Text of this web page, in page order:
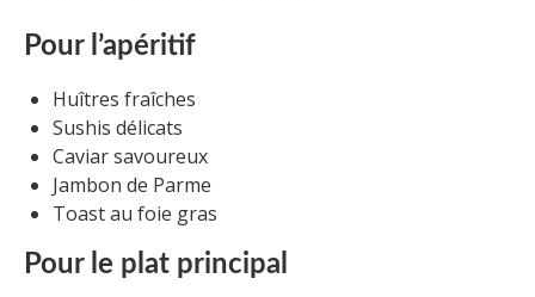
Pour l’apéritif
Huîtres fraîches
Sushis délicats
Caviar savoureux
Jambon de Parme
Toast au foie gras
Pour le plat principal